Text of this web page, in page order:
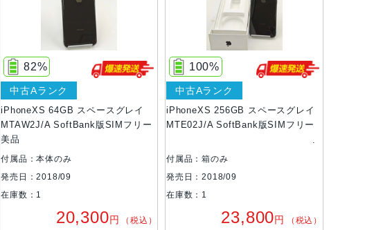
iPhoneXS 64GB スペースグレイ
MTAW2J/A SoftBank版SIMフリー
美品
82%
中古Aランク
付属品：本体のみ
発売日：2018/09
在庫数：1
20,300円 （税込）
iPhoneXS 256GB スペースグレイ
MTE02J/A SoftBank版SIMフリー
100%
中古Aランク
付属品：箱のみ
発売日：2018/09
在庫数：1
23,800円 （税込）